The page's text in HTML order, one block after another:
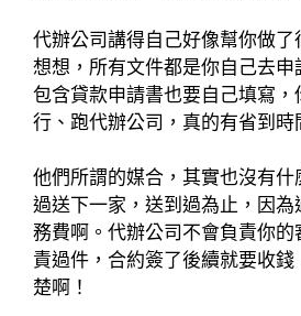
代辦公司講得自己好像幫你做了
想想，所有文件都是你自己去申
包含貸款申請書也要自己填寫，
行、跑代辦公司，真的有省到時
他們所謂的媒合，其實也沒有
過送下一家，送到過為止，因為
務費啊。代辦公司不會負責你的
責過件，合約簽了後續就要收
楚啊！